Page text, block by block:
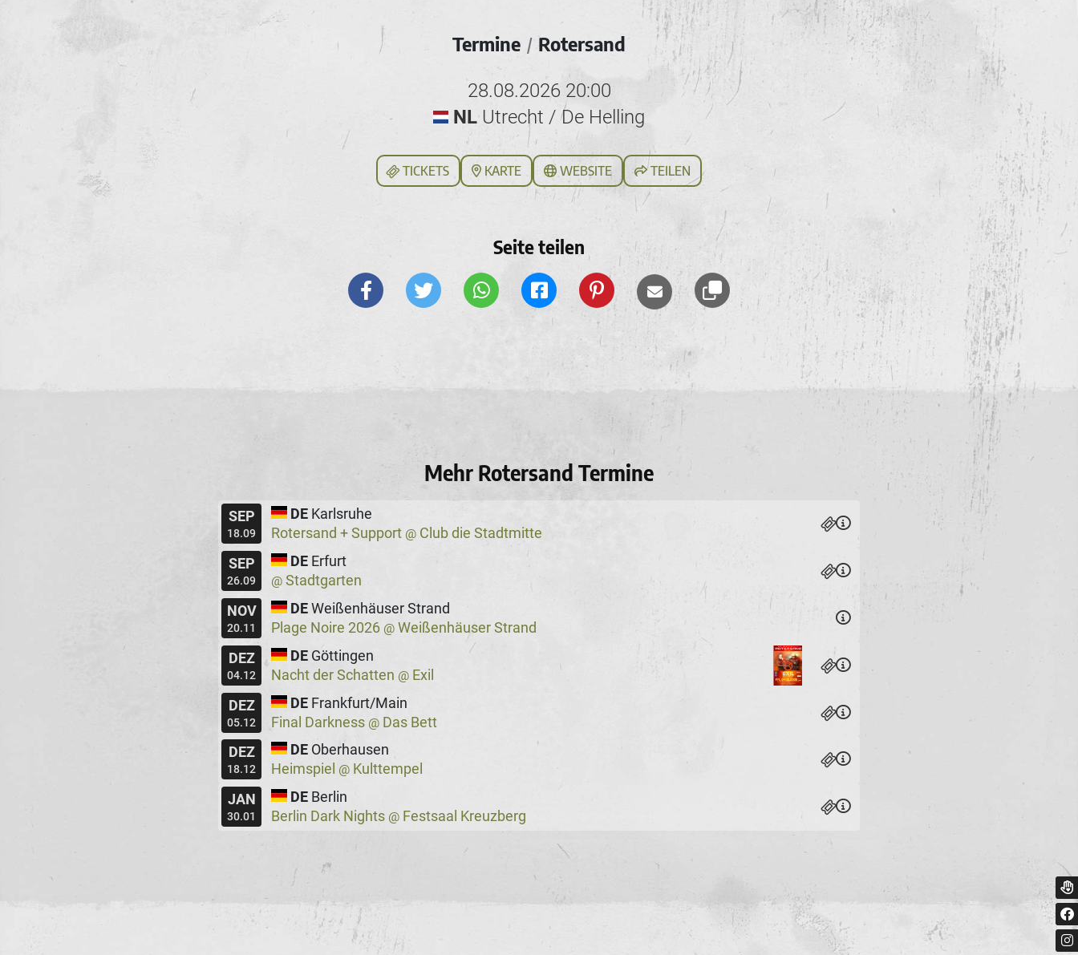
Termine / Rotersand
28.08.2026 20:00
NLUtrecht / De Helling
TICKETS KARTE WEBSITE TEILEN
Seite teilen
Mehr Rotersand Termine
SEP
18.09
DE Karlsruhe
Rotersand + Support @ Club die Stadtmitte
SEP
26.09
DE Erfurt
@ Stadtgarten
NOV
20.11
DE Weißenhäuser Strand
Plage Noire 2026 @ Weißenhäuser Strand
DEZ
04.12
DE Göttingen
Nacht der Schatten @ Exil
DEZ
05.12
DE Frankfurt/Main
Final Darkness @ Das Bett
DEZ
18.12
DE Oberhausen
Heimspiel @ Kulttempel
JAN
30.01
DE Berlin
Berlin Dark Nights @ Festsaal Kreuzberg